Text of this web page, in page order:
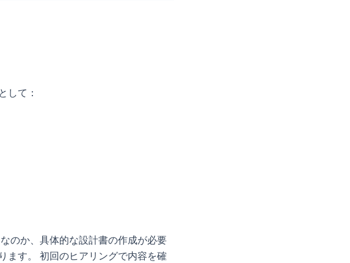
して：
のか、具体的な設計書の作成が必要
ます。 初回のヒアリングで内容を確